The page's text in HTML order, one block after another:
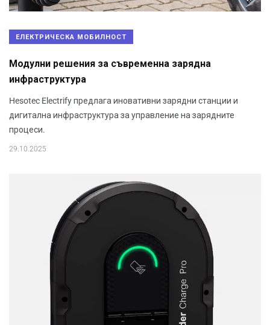
ЕЛЕКТРИЧЕСКА МОБИЛНОСТ
Модулни решения за съвременна зарядна
инфраструктура
Hesotec Electrify предлага иновативни зарядни станции и
дигитална инфраструктура за управление на зарядните
процеси.
29.10.2025